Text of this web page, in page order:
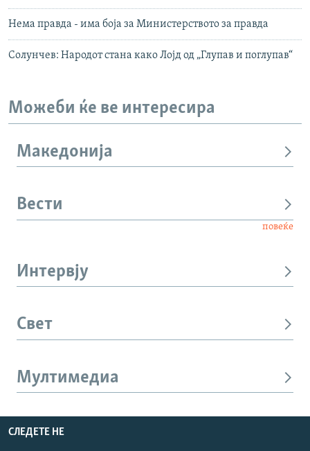
Нема правда - има боја за Министерството за правда
Солунчев: Народот стана како Лојд од „Глупав и поглупав“
Можеби ќе ве интересира
Македонија
Вести
повеќе
Интервју
Свет
Мултимедиа
СЛЕДЕТЕ НЕ